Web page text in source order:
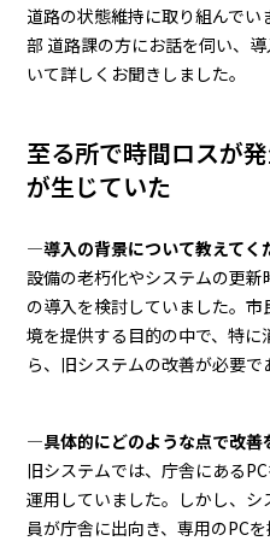
道路の状態維持に取り組んで
部 道路課の方にお話を伺い、
いて詳しくお聞きしました。
至る所で時間ロスが
が生じていた
―導入の背景について教えてく
設備の老朽化やシステムの更
の導入を検討していました。
境を提供する目的の中で、特
ら、旧システムの改善が必要で
―具体的にどのような点で改善
旧システムでは、庁舎にある
運用していました。しかし、
員が庁舎に出向き、専用のPC